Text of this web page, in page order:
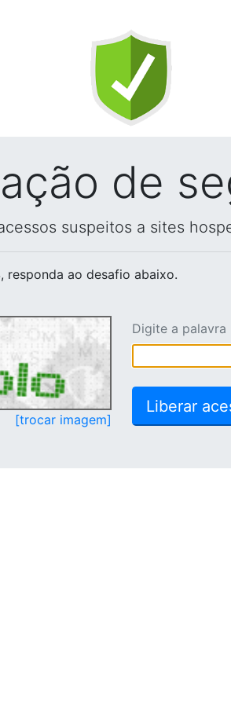
de
suspeitos a sites
, responda ao desafio abaixo.
[trocar imagem]
Digite a